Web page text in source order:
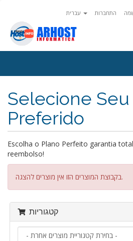
התחברות
Selecione Seu
Preferido
Escolha o Plano Perfeito garantia
reembolso!
בקבוצת המוצרים הזו אין מוצרים להצגה.
קטגוריות